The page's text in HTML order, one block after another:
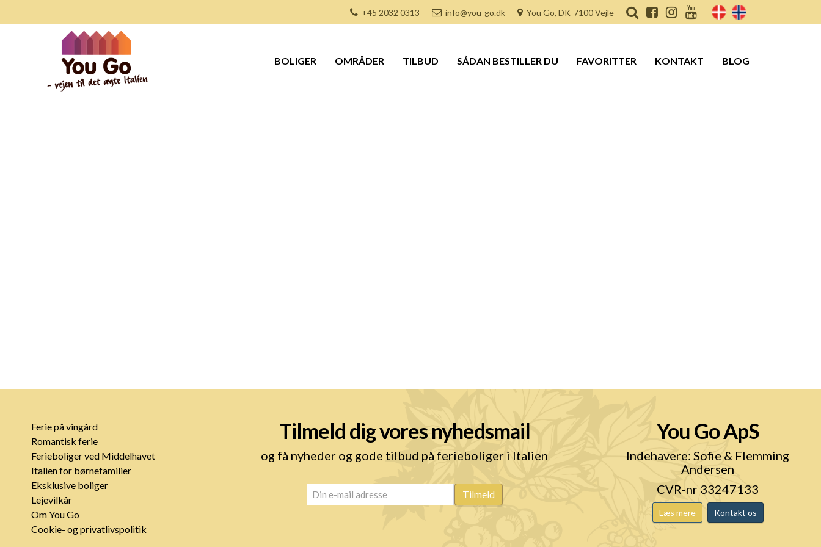
+45 2032 0313 info@you-go.dk You Go, DK-7100 Vejle
BOLIGER OMRÅDER TILBUD SÅDAN BESTILLER DU FAVORITTER KONTAKT BLOG
Ferie på vingård
Romantisk ferie
Ferieboliger ved Middelhavet
Italien for børnefamilier
Eksklusive boliger
Lejevilkår
Om You Go
Cookie- og privatlivspolitik
Tilmeld dig vores nyhedsmail
og få nyheder og gode tilbud på ferieboliger i Italien
email (Påkrævet) Tilmeld
You Go ApS
Indehavere: Sofie & Flemming
Andersen
CVR-nr 33247133
Læs mere Kontakt os